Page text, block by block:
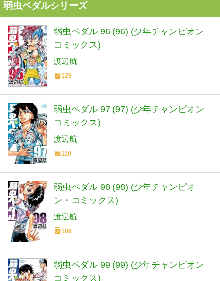
弱虫ペダルシリーズ
弱虫ペダル 96 (96) (少年チャンピオン
コミックス)
渡辺航
129
弱虫ペダル 97 (97) (少年チャンピオン
コミックス)
渡辺航
110
弱虫ペダル 98 (98) (少年チャンピオ
ン・コミックス)
渡辺航
108
弱虫ペダル 99 (99) (少年チャンピオン
コミックス)